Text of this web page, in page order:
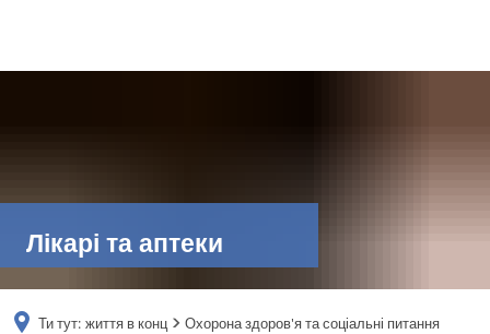
Лікарі та аптеки
Ти тут: життя в конц
Охорона здоров'я та соціальні питання